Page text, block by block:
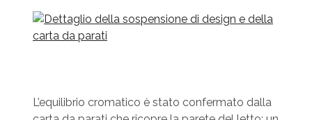
L’equilibrio cromatico è stato confermato dalla